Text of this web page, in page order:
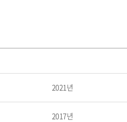
2021년
2017년